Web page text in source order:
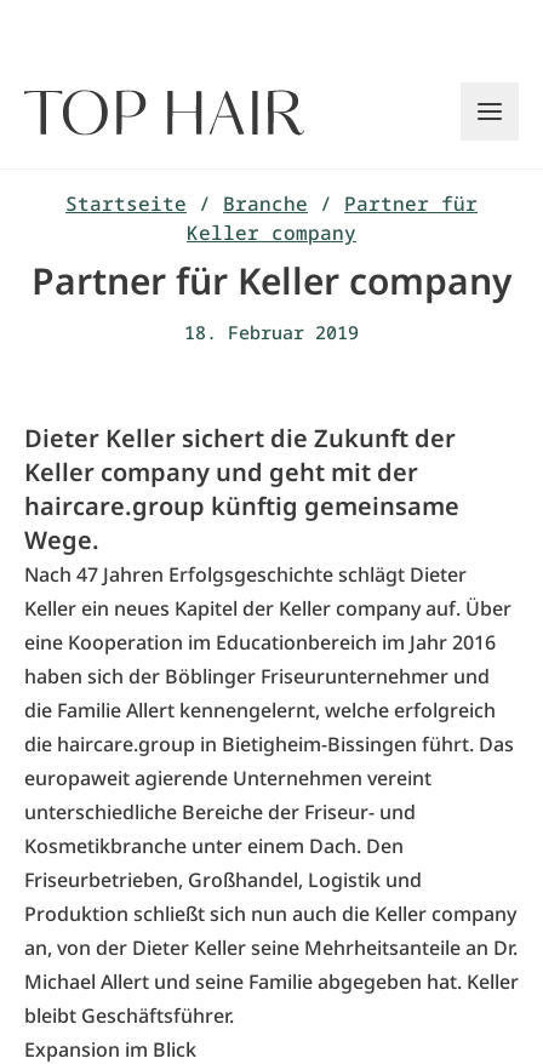
Startseite / Branche / Partner für
Keller company
Partner für Keller company
18. Februar 2019
Dieter Keller sichert die Zukunft der
Keller company und geht mit der
haircare.group künftig gemeinsame
Wege.
Nach 47 Jahren Erfolgsgeschichte schlägt Dieter
Keller ein neues Kapitel der Keller companyauf. Über
eine Kooperation im Educationbereich im Jahr 2016
haben sich der Böblinger Friseurunternehmer und
die Familie Allert kennengelernt, welche erfolgreich
die haircare.group in Bietigheim-Bissingen führt. Das
europaweit agierende Unternehmen vereint
unterschiedliche Bereiche der Friseur- und
Kosmetikbranche unter einem Dach. Den
Friseurbetrieben, Großhandel, Logistik und
Produktion schließt sich nun auch die Keller company
an, von der Dieter Keller seine Mehrheitsanteile an Dr.
Michael Allert und seine Familie abgegeben hat. Keller
bleibt Geschäftsführer.
Expansion im Blick